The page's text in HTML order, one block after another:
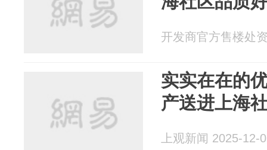
开发商官方售楼处
实实在在的
产送进上海
上观新闻 2025-12-